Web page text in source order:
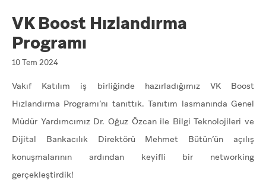
VK Boost Hızlandırma
Programı
10 Tem 2024
Vakıf Katılım iş birliğinde hazırladığımız VK Boost
Hızlandırma Programı’nı tanıttık. Tanıtım lasmanında Genel
Müdür Yardımcımız Dr. Oğuz Özcan ile Bilgi Teknolojileri ve
Dijital Bankacılık Direktörü Mehmet Bütün’ün açılış
konuşmalarının ardından keyifli bir networking
gerçekleştirdik!